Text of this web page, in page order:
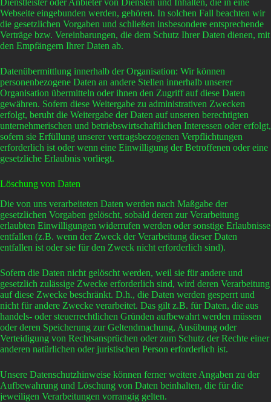
Dienstleister oder Anbieter von Diensten und Inhalten, die in eine
Webseite eingebunden werden, gehören. In solchen Fall beachten wir
die gesetzlichen Vorgaben und schließen insbesondere entsprechende
Verträge bzw. Vereinbarungen, die dem Schutz Ihrer Daten dienen, mit
den Empfängern Ihrer Daten ab.
Datenübermittlung innerhalb der Organisation: Wir können
personenbezogene Daten an andere Stellen innerhalb unserer
Organisation übermitteln oder ihnen den Zugriff auf diese Daten
gewähren. Sofern diese Weitergabe zu administrativen Zwecken
erfolgt, beruht die Weitergabe der Daten auf unseren berechtigten
unternehmerischen und betriebswirtschaftlichen Interessen oder erfolgt,
sofern sie Erfüllung unserer vertragsbezogenen Verpflichtungen
erforderlich ist oder wenn eine Einwilligung der Betroffenen oder eine
gesetzliche Erlaubnis vorliegt.
Löschung von Daten
Die von uns verarbeiteten Daten werden nach Maßgabe der
gesetzlichen Vorgaben gelöscht, sobald deren zur Verarbeitung
erlaubten Einwilligungen widerrufen werden oder sonstige Erlaubnisse
entfallen (z.B. wenn der Zweck der Verarbeitung dieser Daten
entfallen ist oder sie für den Zweck nicht erforderlich sind).
Sofern die Daten nicht gelöscht werden, weil sie für andere und
gesetzlich zulässige Zwecke erforderlich sind, wird deren Verarbeitung
auf diese Zwecke beschränkt. D.h., die Daten werden gesperrt und
nicht für andere Zwecke verarbeitet. Das gilt z.B. für Daten, die aus
handels- oder steuerrechtlichen Gründen aufbewahrt werden müssen
oder deren Speicherung zur Geltendmachung, Ausübung oder
Verteidigung von Rechtsansprüchen oder zum Schutz der Rechte einer
anderen natürlichen oder juristischen Person erforderlich ist.
Unsere Datenschutzhinweise können ferner weitere Angaben zu der
Aufbewahrung und Löschung von Daten beinhalten, die für die
jeweiligen Verarbeitungen vorrangig gelten.